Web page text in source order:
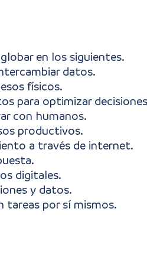
en los siguientes.
datos.
físicos.
para optimizar
con humanos.
productivos.
a través de internet.
digitales.
y datos.
tareas por sí mismos.